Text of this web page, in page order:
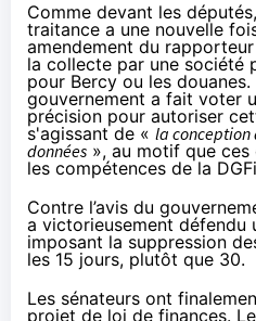
Comme devant les
traitance a une nouvelle
amendement du
la collecte par une société
pour Bercy ou les
gouvernement a fait voter
précision pour autoriser
s'agissant de « la conception
données », au motif que
les compétences de la
Contre l’avis du
a victorieusement défendu
imposant la suppression
les 15 jours, plutôt que 30.
Les sénateurs ont
projet de loi de finances.